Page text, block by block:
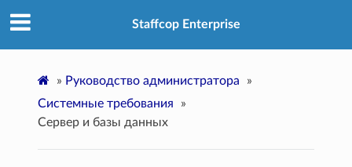
Staffcop Enterprise
» Руководство администратора
»
Системные требования
»
Сервер и базы данных